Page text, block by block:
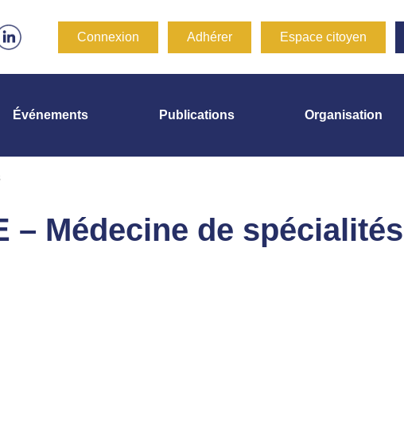
Connexion Adhérer Espace citoyen
Événements Publications Organisation
– Médecine de spécialités